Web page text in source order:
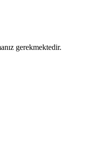
gerekmektedir.